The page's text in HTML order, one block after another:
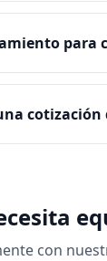
para
con